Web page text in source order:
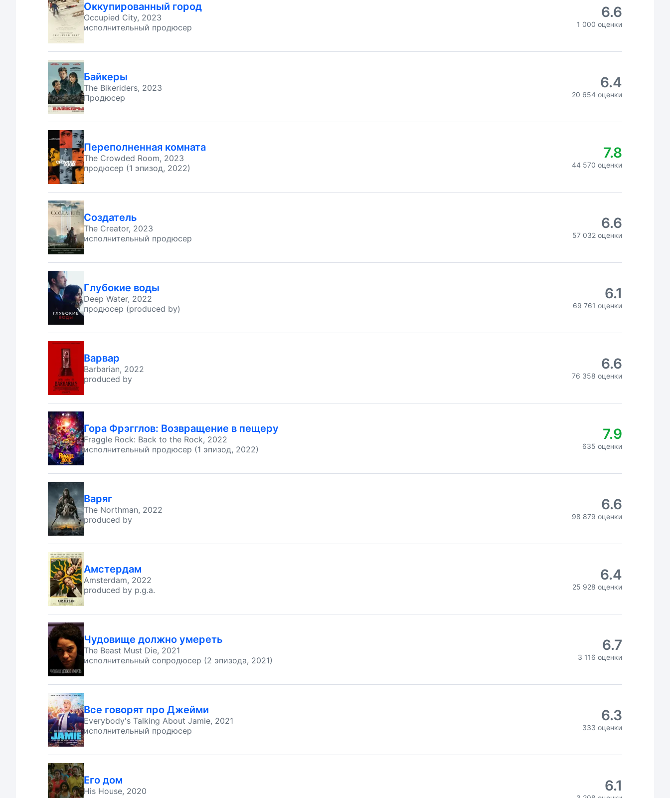
Оккупированный город
Occupied City, 2023
исполнительный продюсер
6.6
1 000 оценки
Байкеры
The Bikeriders, 2023
Продюсер
6.4
20 654 оценки
Переполненная комната
The Crowded Room, 2023
продюсер (1 эпизод, 2022)
7.8
44 570 оценки
Создатель
The Creator, 2023
исполнительный продюсер
6.6
57 032 оценки
Глубокие воды
Deep Water, 2022
продюсер (produced by)
6.1
69 761 оценки
Варвар
Barbarian, 2022
produced by
6.6
76 358 оценки
Гора Фрэгглов: Возвращение в пещеру
Fraggle Rock: Back to the Rock, 2022
исполнительный продюсер (1 эпизод, 2022)
7.9
635 оценки
Варяг
The Northman, 2022
produced by
6.6
98 879 оценки
Амстердам
Amsterdam, 2022
produced by p.g.a.
6.4
25 928 оценки
Чудовище должно умереть
The Beast Must Die, 2021
исполнительный сопродюсер (2 эпизода, 2021)
6.7
3 116 оценки
Все говорят про Джейми
Everybody's Talking About Jamie, 2021
исполнительный продюсер
6.3
333 оценки
Его дом
His House, 2020
6.1